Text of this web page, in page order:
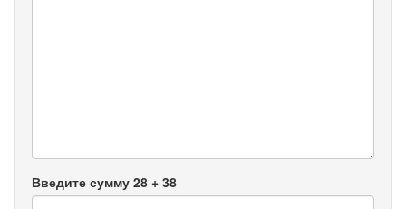
Введите сумму 28 + 38